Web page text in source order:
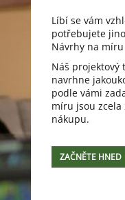
Líbí se vám
potřebujete
Návrhy na
Náš projektový
navrhne
podle vámi
míru jsou zcela
nákupu.
ZAČNĚTE HNED